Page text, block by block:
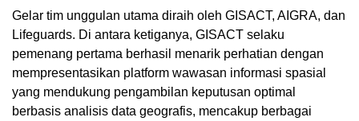
Gelar tim unggulan utama diraih oleh GISACT, AIGRA, dan
Lifeguards. Di antara ketiganya, GISACT selaku
pemenang pertama berhasil menarik perhatian dengan
mempresentasikan platform wawasan informasi spasial
yang mendukung pengambilan keputusan optimal
berbasis analisis data geografis, mencakup berbagai